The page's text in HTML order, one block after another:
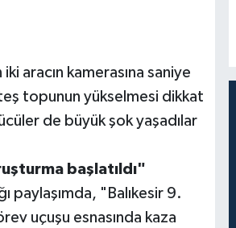
aracın kamerasına saniye
topunun yükselmesi dikkat
de büyük şok yaşadılar
başlatıldı"
paylaşımda, "Balıkesir 9.
uçuşu esnasında kaza